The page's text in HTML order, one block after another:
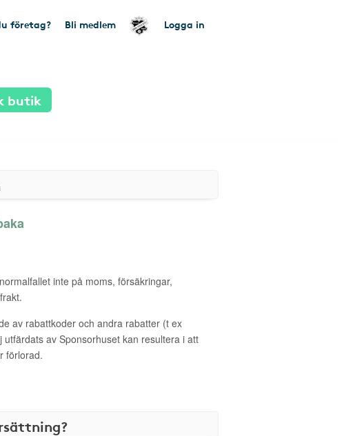
företag? Bli medlem Logga in
butik
inte på moms, försäkringar,
av rabattkoder och andra rabatter (t ex
utfärdats av Sponsorhuset kan resultera i att
förlorad.